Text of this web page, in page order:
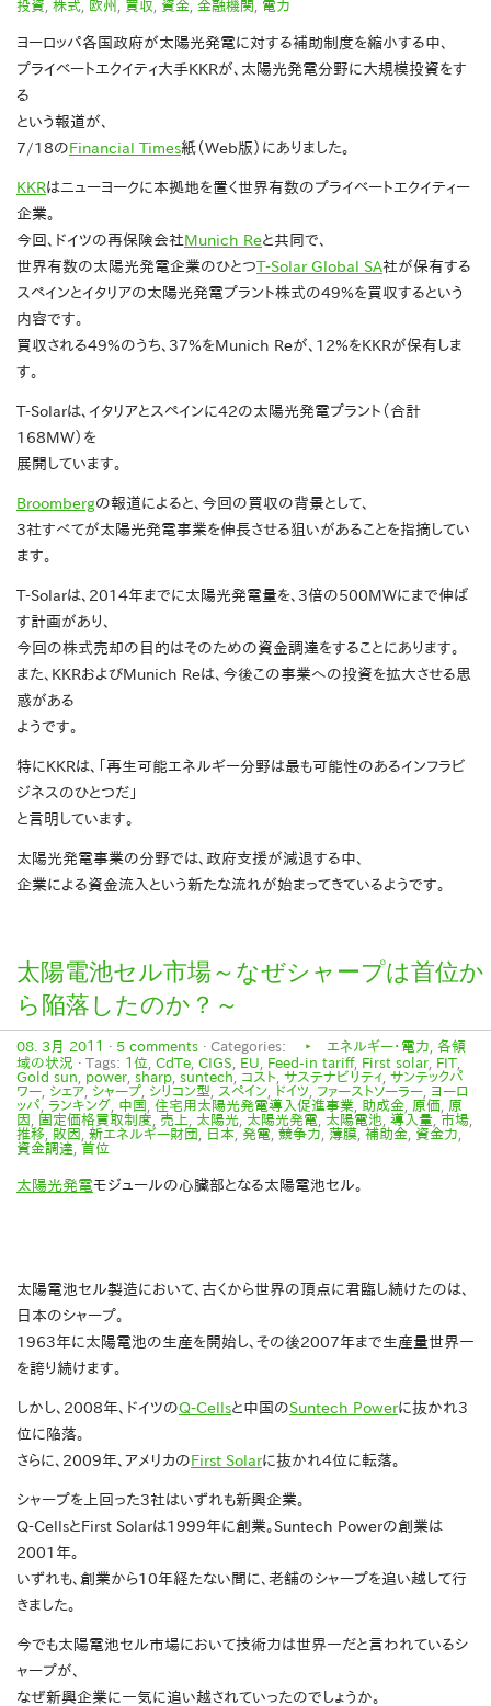
投資 株式 欧州 買収 資金 金融機関 電力
ヨーロッパ各国政府が太陽光発電に対する補助制度を縮小する中、
プライベートエクイティ大手KKRが、太陽光発電分野に大規模投資をす
る
という報道が、
7/18の Financial Times紙（Web版）にありました。
KKRはニューヨークに本拠地を置く世界有数のプライベートエクイティー
企業。
今回、ドイツの再保険会社 Munich Reと共同で、
世界有数の太陽光発電企業のひとつT-Solar Global SA社が保有する
スペインとイタリアの太陽光発電プラント株式の49%を買収するという
内容です。
買収される49%のうち、37%をMunich Reが、12%をKKRが保有しま
す。
T-Solarは、イタリアとスペインに42の太陽光発電プラント（合計
168MW）を
展開しています。
Broombergの報道によると、今回の買収の背景として、
3社すべてが太陽光発電事業を伸長させる狙いがあることを指摘してい
ます。
T-Solarは、2014年までに太陽光発電量を、3倍の500MWにまで伸ば
す計画があり、
今回の株式売却の目的はそのための資金調達をすることにあります。
また、KKRおよびMunich Reは、今後この事業への投資を拡大させる思
惑がある
ようです。
特にKKRは、「再生可能エネルギー分野は最も可能性のあるインフラビ
ジネスのひとつだ」
と言明しています。
太陽光発電事業の分野では、政府支援が減退する中、
企業による資金流入という新たな流れが始まってきているようです。
太陽電池セル市場～なぜシャープは首位か
ら陥落したのか？～
08. 3月 2011 · 5 comments · Categories: ‣ エネルギー・電力
各領
域の状況 · Tags: 1位 CdTe CIGS EU Feed-in tariff, First solar FIT
Gold sun
power sharp suntech コスト サステナビリティ サンテックパ
ワー
シェア シャープ シリコン型 スペイン ドイツ ファーストソーラー
ヨーロ
ッパ
ランキング 中国 住宅用太陽光発電導入促進事業 助成金 原価
原
因
固定価格買取制度 売上 太陽光 太陽光発電 太陽電池 導入量 市場
推移
敗因 新エネルギー財団 日本 発電 競争力 薄膜 補助金 資金力
資金調達
首位
太陽光発電モジュールの心臓部となる太陽電池セル。
太陽電池セル製造において、古くから世界の頂点に君臨し続けたのは、
日本のシャープ。
1963年に太陽電池の生産を開始し、その後2007年まで生産量世界一
を誇り続けます。
しかし、2008年、ドイツのQ-Cellsと中国のSuntech Powerに抜かれ3
位に陥落。
さらに、2009年、アメリカの First Solarに抜かれ4位に転落。
シャープを上回った3社はいずれも新興企業。
Q-CellsとFirst Solarは1999年に創業。Suntech Powerの創業は
2001年。
いずれも、創業から10年経たない間に、老舗のシャープを追い越して行
きました。
今でも太陽電池セル市場において技術力は世界一だと言われているシ
ャープが、
なぜ新興企業に一気に追い越されていったのでしょうか。